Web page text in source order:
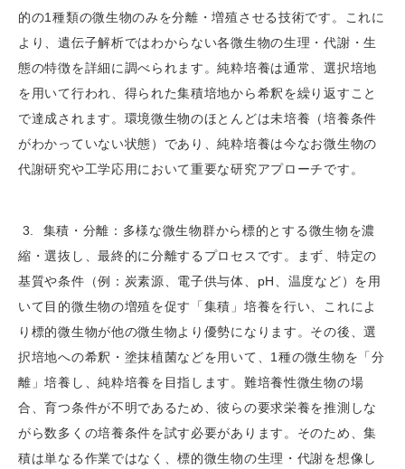
的の1種類の微生物のみを分離・増殖させる技術です。これに
より、遺伝子解析ではわからない各微生物の生理・代謝・生
態の特徴を詳細に調べられます。純粋培養は通常、選択培地
を用いて行われ、得られた集積培地から希釈を繰り返すこと
で達成されます。環境微生物のほとんどは未培養（培養条件
がわかっていない状態）であり、純粋培養は今なお微生物の
代謝研究や工学応用において重要な研究アプローチです。
3. 集積・分離：多様な微生物群から標的とする微生物を濃
縮・選抜し、最終的に分離するプロセスです。まず、特定の
基質や条件（例：炭素源、電子供与体、pH、温度など）を用
いて目的微生物の増殖を促す「集積」培養を行い、これによ
り標的微生物が他の微生物より優勢になります。その後、選
択培地への希釈・塗抹植菌などを用いて、1種の微生物を「分
離」培養し、純粋培養を目指します。難培養性微生物の場
合、育つ条件が不明であるため、彼らの要求栄養を推測しな
がら数多くの培養条件を試す必要があります。そのため、集
積は単なる作業ではなく、標的微生物の生理・代謝を想像し